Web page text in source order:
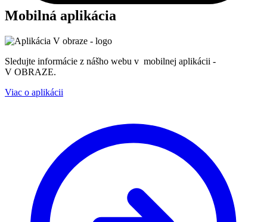
Mobilná aplikácia
Sledujte informácie z nášho webu v mobilnej aplikácii -
V OBRAZE.
Viac o aplikácii